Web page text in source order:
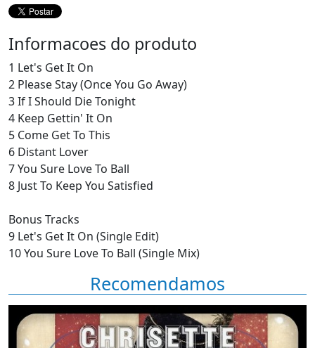
Informacoes do produto
1 Let's Get It On
2 Please Stay (Once You Go Away)
3 If I Should Die Tonight
4 Keep Gettin' It On
5 Come Get To This
6 Distant Lover
7 You Sure Love To Ball
8 Just To Keep You Satisfied
Bonus Tracks
9 Let's Get It On (Single Edit)
10 You Sure Love To Ball (Single Mix)
Recomendamos